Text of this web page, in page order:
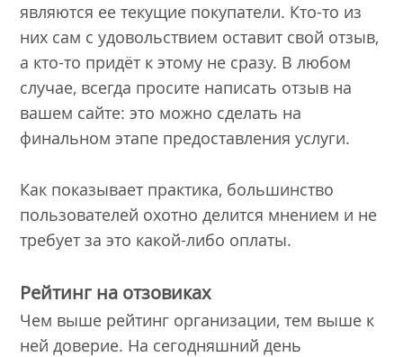
являются ее текущие покупатели. Кто-то из
них сам с удовольствием оставит свой отзыв,
а кто-то придёт к этому не сразу. В любом
случае, всегда просите написать отзыв на
вашем сайте: это можно сделать на
финальном этапе предоставления услуги.
Как показывает практика, большинство
пользователей охотно делится мнением и не
требует за это какой-либо оплаты.
Рейтинг на отзовиках
Чем выше рейтинг организации, тем выше к
ней доверие. На сегодняшний день